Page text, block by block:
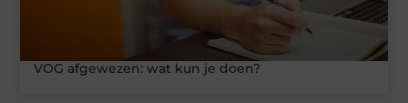
VOG afgewezen: wat kun je doen?